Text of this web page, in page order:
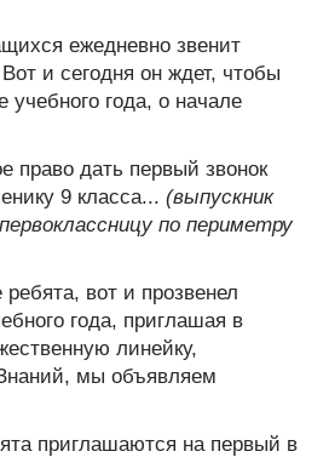
ежедневно звенит
и сегодня он ждет, чтобы
учебного года, о начале
право дать первый звонок
9 класса... (выпускник
по периметру
ребята, вот и прозвенел
года, приглашая в
линейку,
мы объявляем
приглашаются на первый в